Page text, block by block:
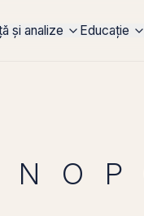
și analize Educație
N O P